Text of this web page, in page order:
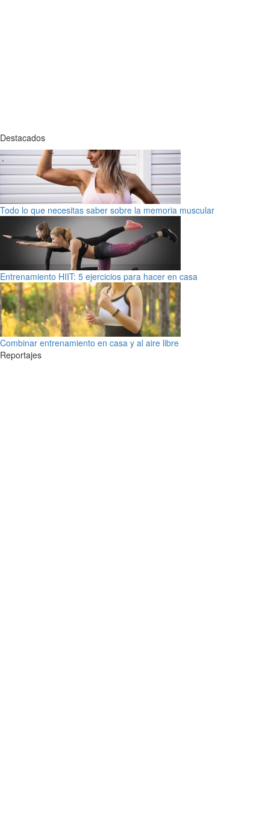
Destacados
Todo lo que necesitas saber sobre la memoria muscular
Entrenamiento HIIT: 5 ejercicios para hacer en casa
Combinar entrenamiento en casa y al aire libre
Reportajes